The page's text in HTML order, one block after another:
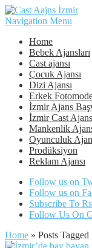
Navigation Menu
Home
Bebek Ajansları
Cast ajansı
Çocuk Ajansı
Dizi Ajansı
Erkek
İzmir Ajans
İzmir Cast
Mankenlik
Oyunculuk
Prodüksiyon
Reklam Ajansı
Follow us on
Follow us on
Subscribe To
Follow Us On
Home » Posts Tagged